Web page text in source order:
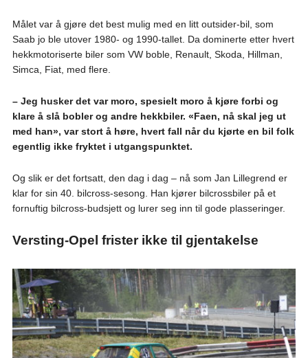
Målet var å gjøre det best mulig med en litt outsider-bil, som
Saab jo ble utover 1980- og 1990-tallet. Da dominerte etter hvert
hekkmotoriserte biler som VW boble, Renault, Skoda, Hillman,
Simca, Fiat, med flere.
– Jeg husker det var moro, spesielt moro å kjøre forbi og
klare å slå bobler og andre hekkbiler. «Faen, nå skal jeg ut
med han», var stort å høre, hvert fall når du kjørte en bil folk
egentlig ikke fryktet i utgangspunktet.
Og slik er det fortsatt, den dag i dag – nå som Jan Lillegrend er
klar for sin 40. bilcross-sesong. Han kjører bilcrossbiler på et
fornuftig bilcross-budsjett og lurer seg inn til gode plasseringer.
Versting-Opel frister ikke til gjentakelse